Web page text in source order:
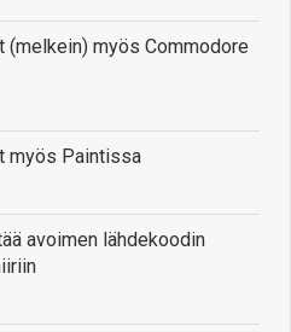
(melkein) myös Commodore
myös Paintissa
avoimen lähdekoodin